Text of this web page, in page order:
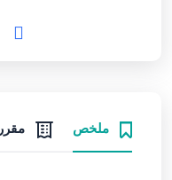
ملخص مقرر